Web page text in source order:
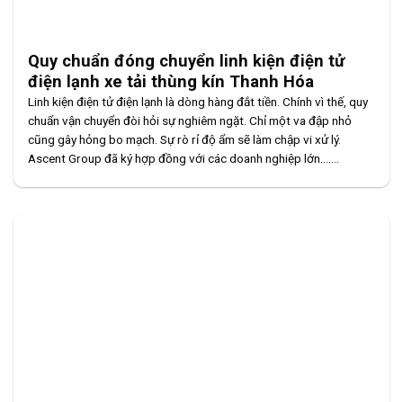
Quy chuẩn đóng chuyển linh kiện điện tử
điện lạnh xe tải thùng kín Thanh Hóa
Linh kiện điện tử điện lạnh là dòng hàng đắt tiền. Chính vì thế, quy
chuẩn vận chuyển đòi hỏi sự nghiêm ngặt. Chỉ một va đập nhỏ
cũng gây hỏng bo mạch. Sự rò rỉ độ ẩm sẽ làm chập vi xử lý.
Ascent Group đã ký hợp đồng với các doanh nghiệp lớn.......